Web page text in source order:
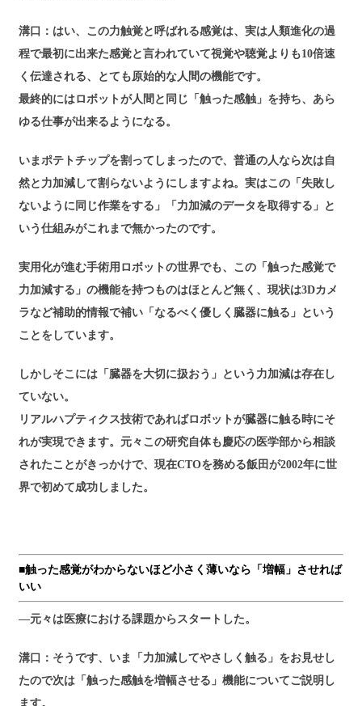
溝口：はい、この力触覚と呼ばれる感覚は、実は人類進化の過
程で最初に出来た感覚と言われていて視覚や聴覚よりも10倍速
く伝達される、とても原始的な人間の機能です。
最終的にはロボットが人間と同じ「触った感触」を持ち、あら
ゆる仕事が出来るようになる。
いまポテトチップを割ってしまったので、普通の人なら次は自
然と力加減して割らないようにしますよね。実はこの「失敗し
ないように同じ作業をする」「力加減のデータを取得する」と
いう仕組みがこれまで無かったのです。
実用化が進む手術用ロボットの世界でも、この「触った感覚で
力加減する」の機能を持つものはほとんど無く、現状は3Dカメ
ラなど補助的情報で補い「なるべく優しく臓器に触る」という
ことをしています。
しかしそこには「臓器を大切に扱おう」という力加減は存在し
ていない。
リアルハプティクス技術であればロボットが臓器に触る時にそ
れが実現できます。元々この研究自体も慶応の医学部から相談
されたことがきっかけで、現在CTOを務める飯田が2002年に世
界で初めて成功しました。
■触った感覚がわからないほど小さく薄いなら「増幅」させれば
いい
―元々は医療における課題からスタートした。
溝口：そうです、いま「力加減してやさしく触る」をお見せし
たので次は「触った感触を増幅させる」機能についてご説明し
ます。